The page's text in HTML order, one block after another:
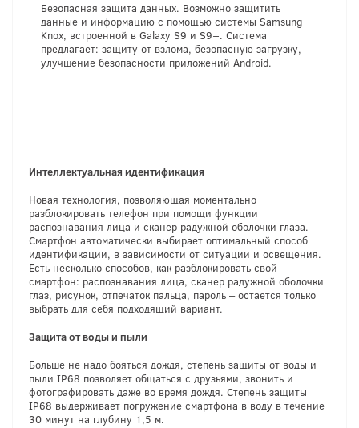
Безопасная защита данных. Возможно защитить
данные и информацию с помощью системы Samsung
Knox, встроенной в Galaxy S9 и S9+. Система
предлагает: защиту от взлома, безопасную загрузку,
улучшение безопасности приложений Android.
Интеллектуальная идентификация
Новая технология, позволяющая моментально
разблокировать телефон при помощи функции
распознавания лица и сканер радужной оболочки глаза.
Смартфон автоматически выбирает оптимальный способ
идентификации, в зависимости от ситуации и освещения.
Есть несколько способов, как разблокировать свой
смартфон: распознавания лица, сканер радужной оболочки
глаз, рисунок, отпечаток пальца, пароль – остается только
выбрать для себя подходящий вариант.
Защита от воды и пыли
Больше не надо бояться дождя, степень защиты от воды и
пыли IP68 позволяет общаться с друзьями, звонить и
фотографировать даже во время дождя. Степень защиты
IP68 выдерживает погружение смартфона в воду в течение
30 минут на глубину 1,5 м.